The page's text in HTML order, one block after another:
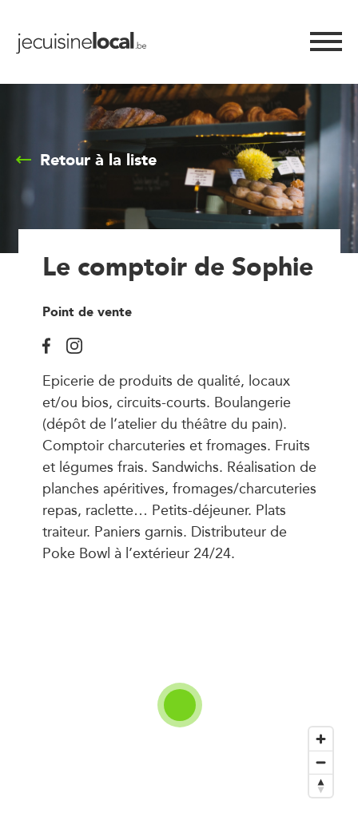
Retour à la liste
Le comptoir de Sophie
Point de vente
Epicerie de produits de qualité, locaux
et/ou bios, circuits-courts. Boulangerie
(dépôt de l’atelier du théâtre du pain).
Comptoir charcuteries et fromages. Fruits
et légumes frais. Sandwichs. Réalisation de
planches apéritives, fromages/charcuteries
repas, raclette… Petits-déjeuner. Plats
traiteur. Paniers garnis. Distributeur de
Poke Bowl à l’extérieur 24/24.